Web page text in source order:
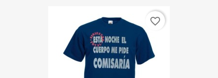
favorite_border